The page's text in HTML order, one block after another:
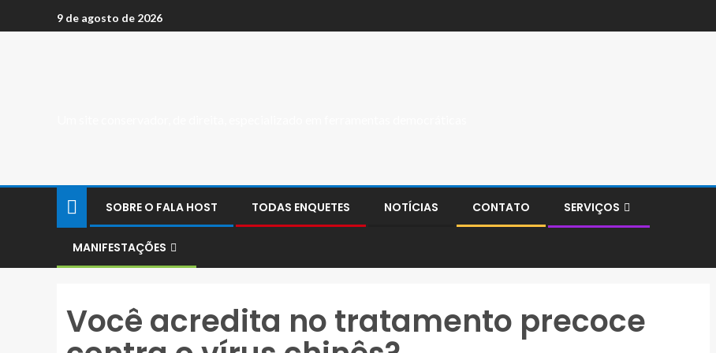
9 de agosto de 2026
SOBRE O FALA HOST TODAS ENQUETES NOTÍCIAS CONTATO SERVIÇOS
MANIFESTAÇÕES
Você acredita no tratamento precoce